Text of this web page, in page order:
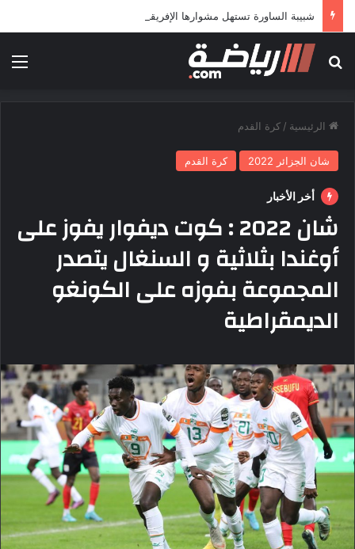
شبيبة الساورة تستهل مشوارها الإفريقي بمواجهة حافيا كوناكري
بحث عن
الرئيسية / كرة القدم
شان الجزائر 2022 كرة القدم
أخر الأخبار
شان 2022 : كوت ديفوار يفوز على
أوغندا بثلاثية و السنغال يتصدر
المجموعة بفوزه على الكونغو
الديمقراطية